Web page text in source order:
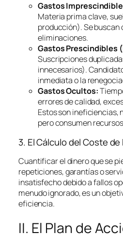
Gastos
Materia prima clave,
producción). Se
eliminaciones.
Gastos Prescindibles
Suscripciones
innecesarios).
inmediata o la
Gastos Ocultos:
errores de calidad,
Estos son ineficiencias,
pero consumen
3. El Cálculo del Coste de
Cuantificar el dinero que se
repeticiones, garantías o
insatisfecho debido a fallos
menudo ignorado, es un
eficiencia.
II. El Plan de